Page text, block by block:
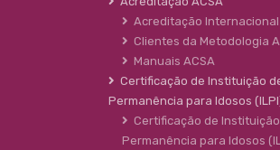
Acreditação Internacional
Clientes da Metodologia
Manuais ACSA
Certificação de Instituição
Permanência para Idosos
Certificação de
Permanência para Idosos